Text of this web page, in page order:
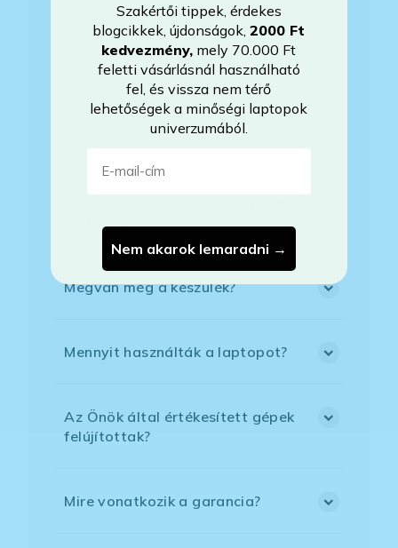
– Az akkumulátor elhasználódását (Ez a
gyakorlatban azt jelenti, hogy egy
diagnosztikai programmal ellenőrizheti,
hogy hány %-os állapotot jelez a
– A tényleges hardverspecifikációt (Ez
természetesen meg fog egyezni az
általunk leírttal.)
laptopok?
Megvan még a készülék?
Mennyit használták a laptopot?
Az Önök által értékesített gépek
felújítottak?
Mire vonatkozik a garancia?
Szakértői tippek, érdekes
blogcikkek, újdonságok,2000 Ft
kedvezmény, mely 70.000 Ft
feletti vásárlásnál használható
fel, és vissza nem térő
lehetőségek a minőségi laptopok
univerzumából.
Nem akarok lemaradni →